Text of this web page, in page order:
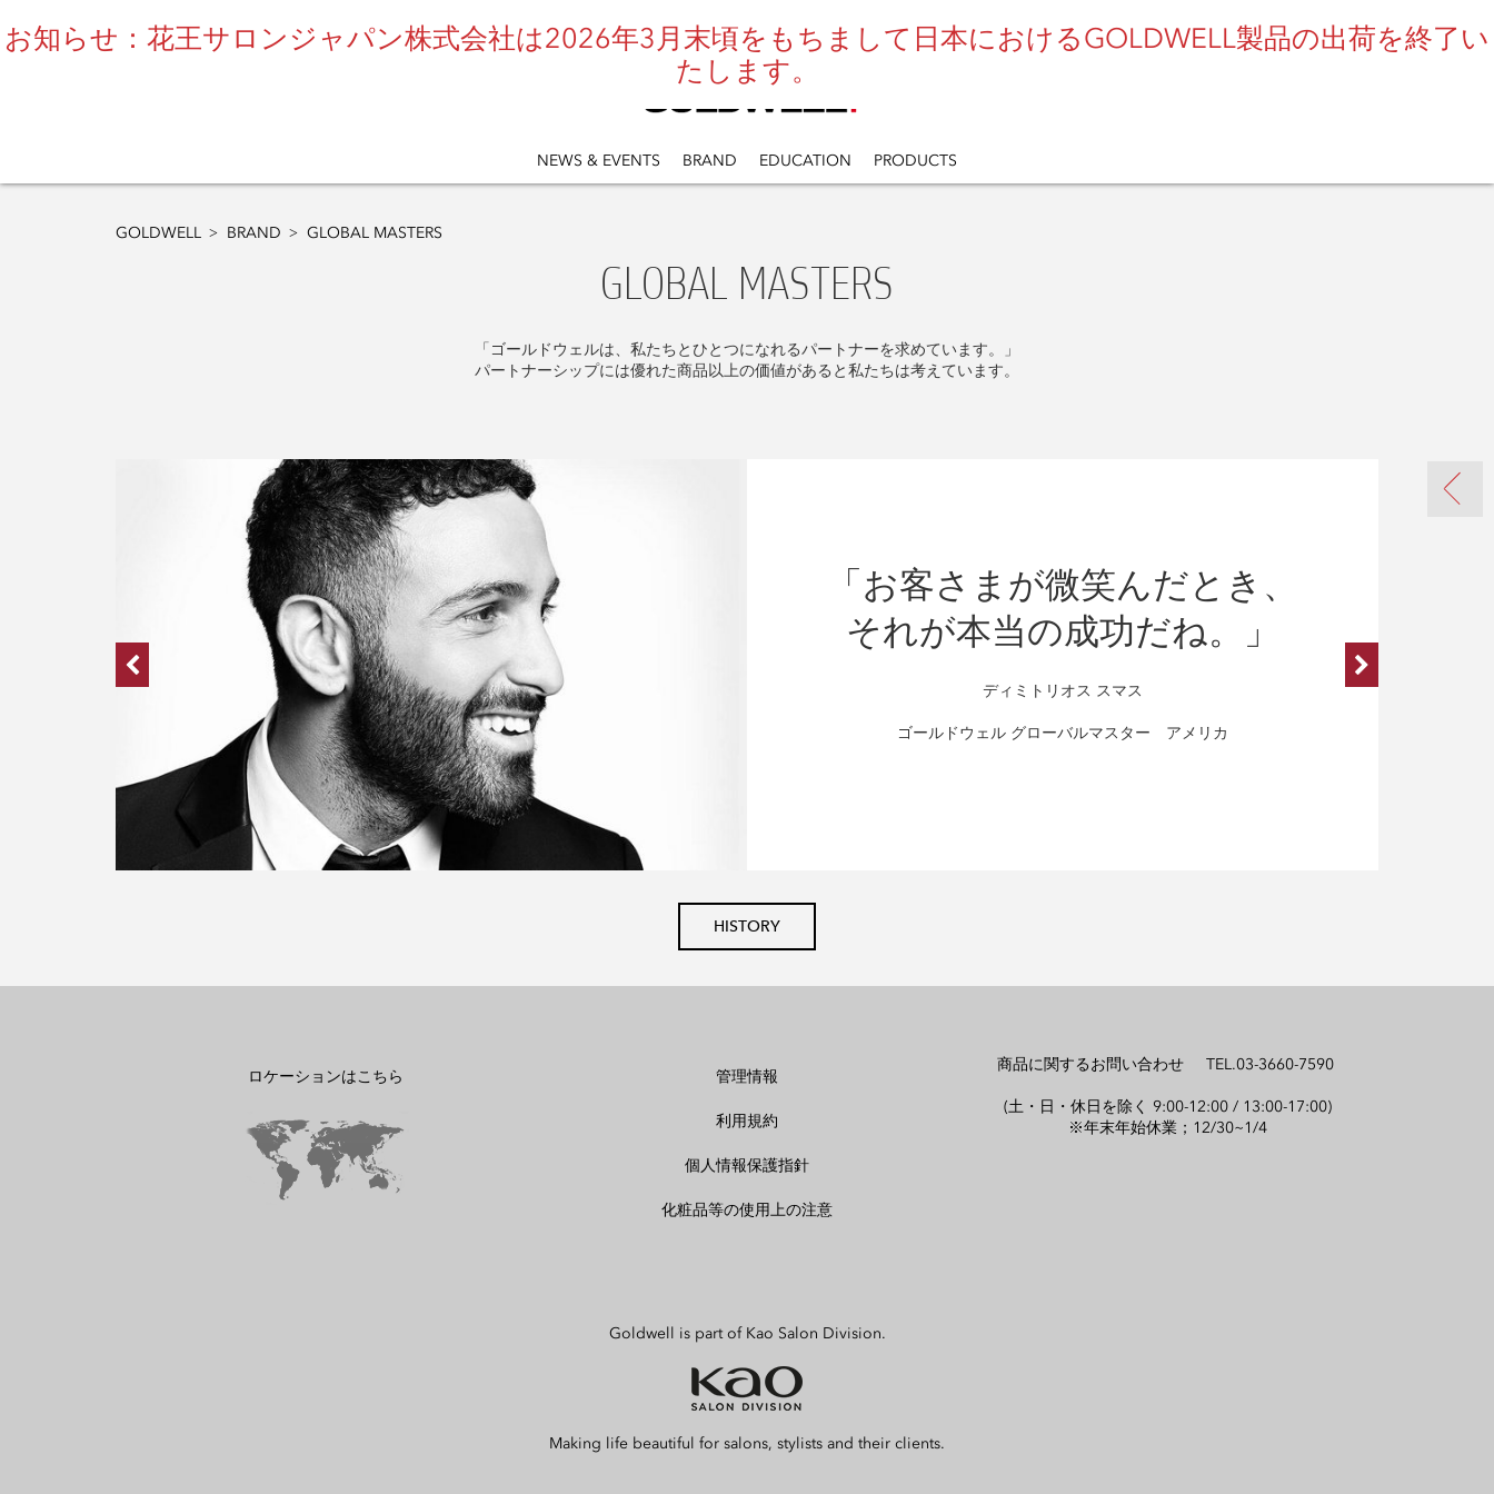
NEWS & EVENTS BRAND EDUCATION PRODUCTS
お知らせ：花王サロンジャパン株式会社は2026年3月末頃をもちまして日本におけるGOLDWELL製品の出荷を終了い
たします。
GOLDWELL BRAND GLOBAL MASTERS
GLOBAL MASTERS
「ゴールドウェルは、私たちとひとつになれるパートナーを求めています。」
パートナーシップには優れた商品以上の価値があると私たちは考えています。
「お客さまが微笑んだとき、
それが本当の成功だね。」
ディミトリオス スマス
ゴールドウェル グローバルマスター アメリカ
HISTORY
ロケーションはこちら 管理情報
利用規約
個人情報保護指針
化粧品等の使用上の注意
商品に関するお問い合わせ TEL.03-3660-7590
(土・日・休日を除く 9:00-12:00 / 13:00-17:00)
※年末年始休業；12/30~1/4
Goldwell is part of Kao Salon Division.
Making life beautiful for salons, stylists and their clients.